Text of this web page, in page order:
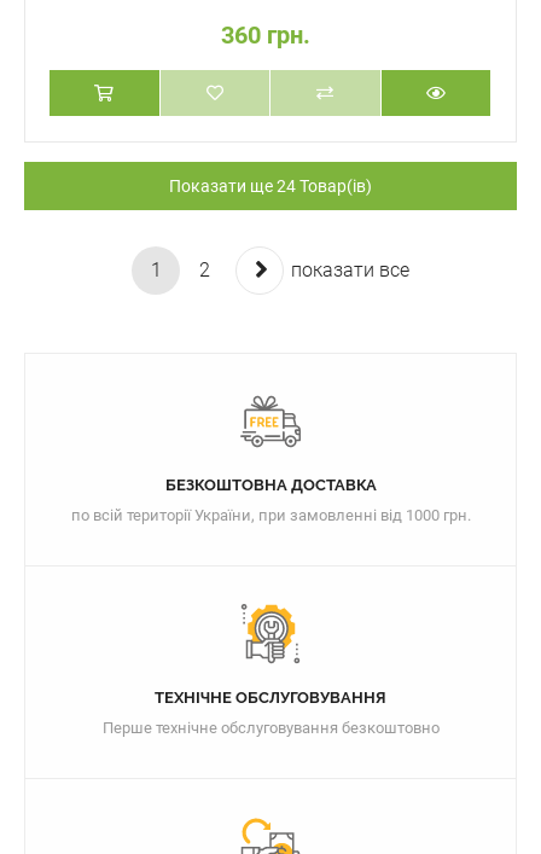
360 грн.
Показати ще 24 Товар(ів)
1 2 показати все
БЕЗКОШТОВНА ДОСТАВКА
по всій території України, при замовленні від 1000 грн.
ТЕХНІЧНЕ ОБСЛУГОВУВАННЯ
Перше технічне обслуговування безкоштовно